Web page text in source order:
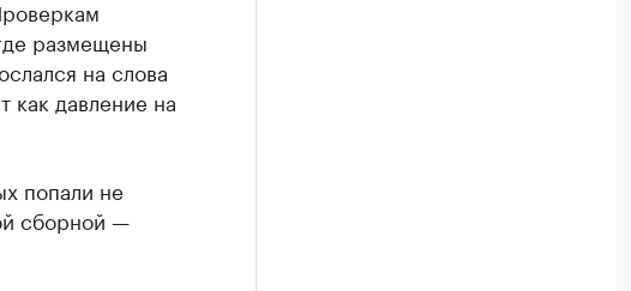
размещены
на слова
как давление на
попали не
сборной —